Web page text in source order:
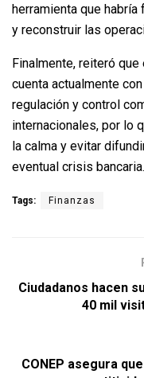
herramienta que
y reconstruir las
Finalmente, reiteró
cuenta actualmente
regulación y control
internacionales, por lo
la calma y evitar
eventual crisis bancaria.
Tags: Finanzas
Ciudadanos hacen
40 mil
CONEP asegura